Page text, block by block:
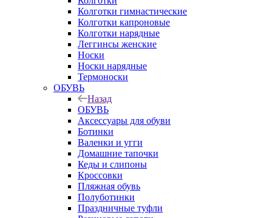
Колготки гимнастические
Колготки капроновые
Колготки нарядные
Леггинсы женские
Носки
Носки нарядные
Термоноски
ОБУВЬ
Назад
ОБУВЬ
Аксессуары для обуви
Ботинки
Валенки и угги
Домашние тапочки
Кеды и слипоны
Кроссовки
Пляжная обувь
Полуботинки
Праздничные туфли